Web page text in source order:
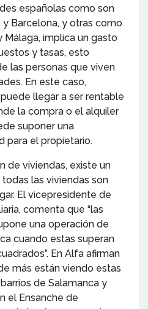
españolas como son
Barcelona, y otras como
implica un gasto
y tasas, esto
las personas que viven
En este caso,
llegar a ser rentable
la compra o el alquiler
suponer una
para el propietario.
de viviendas, existe un
las viviendas son
El vicepresidente de
comenta que “las
una operación de
cuando estas superan
En Alfa afirman
más están viendo estas
de Salamanca y
el Ensanche de